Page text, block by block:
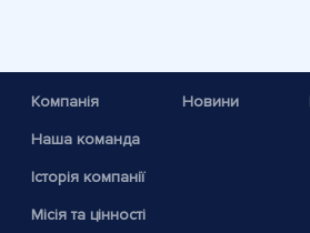
Компанія
Наша команда
Історія компанії
Місія та цінності
Новини